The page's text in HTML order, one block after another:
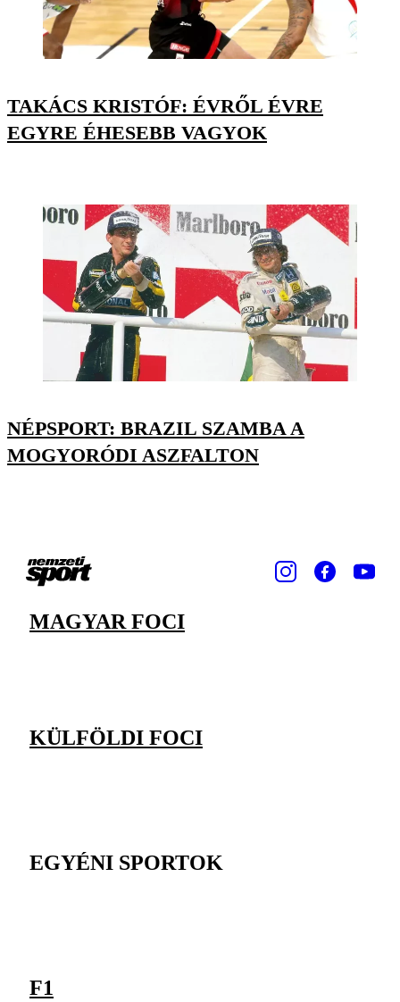
TAKÁCS KRISTÓF: ÉVRŐL ÉVRE
EGYRE ÉHESEBB VAGYOK
NÉPSPORT: BRAZIL SZAMBA A
MOGYORÓDI ASZFALTON
MAGYAR FOCI
KÜLFÖLDI FOCI
EGYÉNI SPORTOK
F1